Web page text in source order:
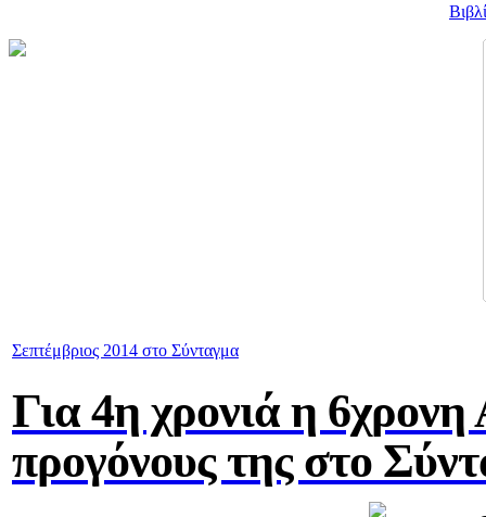
Σεπτέμβριος 2014 στο Σύνταγμα
Για 4η χρονιά η 6χρονη
προγόνους της στο